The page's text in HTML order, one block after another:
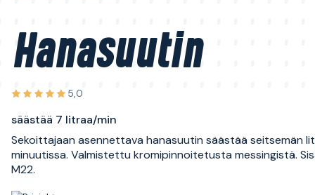
Hanasuutin
5,0
säästää 7 litraa/min
Sekoittajaan asennettava hanasuutin säästää seitsemän
minuutissa. Valmistettu kromipinnoitetusta messingistä.
M22.